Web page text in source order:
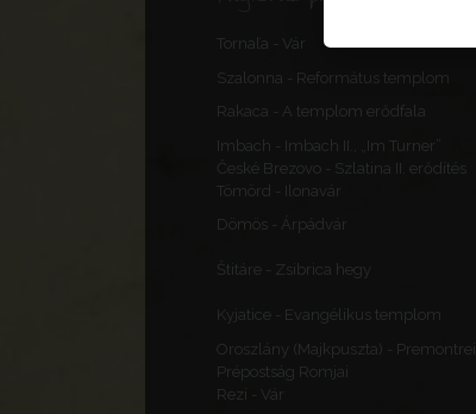
Tornaľa - Vár
Szalonna - Református templom
Rakaca - A templom erődfala
Imbach - Imbach II., „Im Turner”
České Brezovo - Szlatina II. erődítés
Tömörd - Ilonavár
Dömös - Árpádvár
Štitáre - Zsibrica hegy
Kyjatice - Evangélikus templom
Oroszlány (Majkpuszta) - Premontrei
Prépostság Romjai
Rezi - Vár